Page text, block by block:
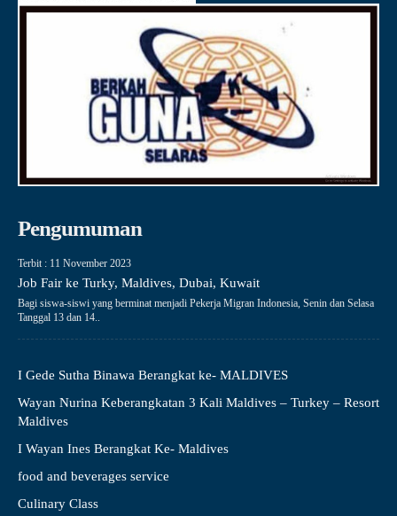
Pengumuman
Terbit : 11 November 2023
Job Fair ke Turky, Maldives, Dubai, Kuwait
Bagi siswa-siswi yang berminat menjadi Pekerja Migran Indonesia, Senin dan Selasa
Tanggal 13 dan 14..
I Gede Sutha Binawa Berangkat ke- MALDIVES
Wayan Nurina Keberangkatan 3 Kali Maldives – Turkey – Resort
Maldives
I Wayan Ines Berangkat Ke- Maldives
food and beverages service
Culinary Class